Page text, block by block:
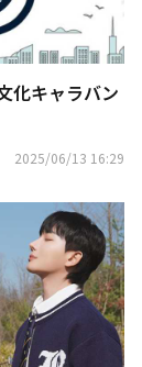
化キャラバン
2025/06/13 16:29